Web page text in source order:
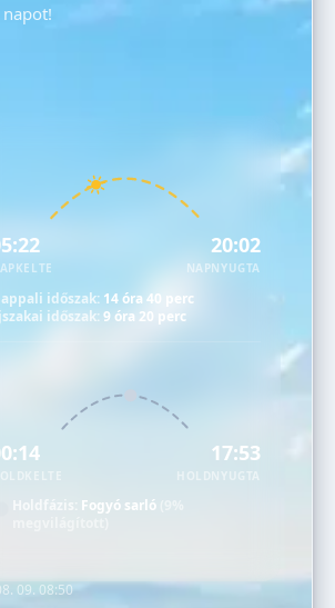
napot!
20:02
NAPNYUGTA
időszak: 14 óra 40 perc
időszak:9 óra 20 perc
17:53
HOLDNYUGTA
Holdfázis: Fogyó sarló
09. 08:50